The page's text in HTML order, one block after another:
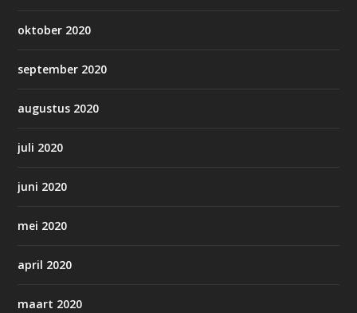
oktober 2020
september 2020
augustus 2020
juli 2020
juni 2020
mei 2020
april 2020
maart 2020